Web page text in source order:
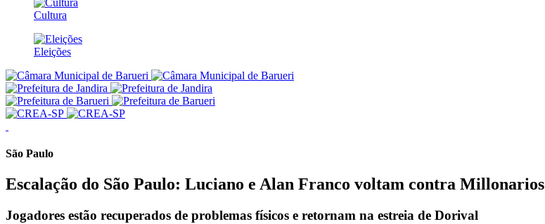
Cultura
Eleições
São Paulo
Escalação do São Paulo: Luciano e Alan Franco voltam contra Millonarios
Jogadores estão recuperados de problemas físicos e retornam na estreia de Dorival